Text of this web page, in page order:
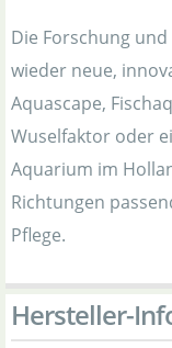
Die Forschung
wieder neue,
Aquascape,
Wuselfaktor oder
Aquarium im
Richtungen
Pflege.
Hersteller-